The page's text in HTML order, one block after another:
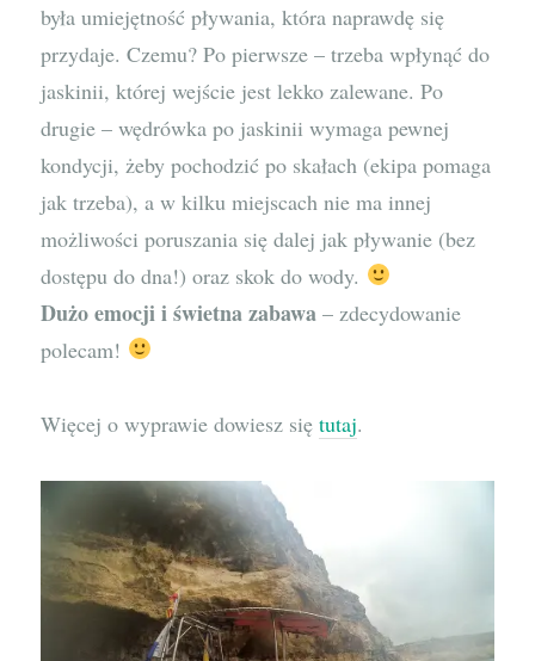
była umiejętność pływania, która naprawdę się
przydaje. Czemu? Po pierwsze – trzeba wpłynąć do
jaskinii, której wejście jest lekko zalewane. Po
drugie – wędrówka po jaskinii wymaga pewnej
kondycji, żeby pochodzić po skałach (ekipa pomaga
jak trzeba), a w kilku miejscach nie ma innej
możliwości poruszania się dalej jak pływanie (bez
dostępu do dna!) oraz skok do wody.
Dużo emocji i świetna zabawa – zdecydowanie
polecam!
Więcej o wyprawie dowiesz siętutaj.